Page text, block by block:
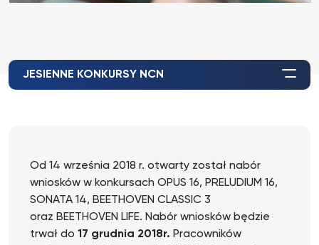
JESIENNE KONKURSY NCN
Od 14 września 2018 r. otwarty został nabór
wniosków w konkursach OPUS 16, PRELUDIUM 16,
SONATA 14, BEETHOVEN CLASSIC 3
oraz BEETHOVEN LIFE. Nabór wniosków będzie
trwał do 17 grudnia 2018r. Pracowników